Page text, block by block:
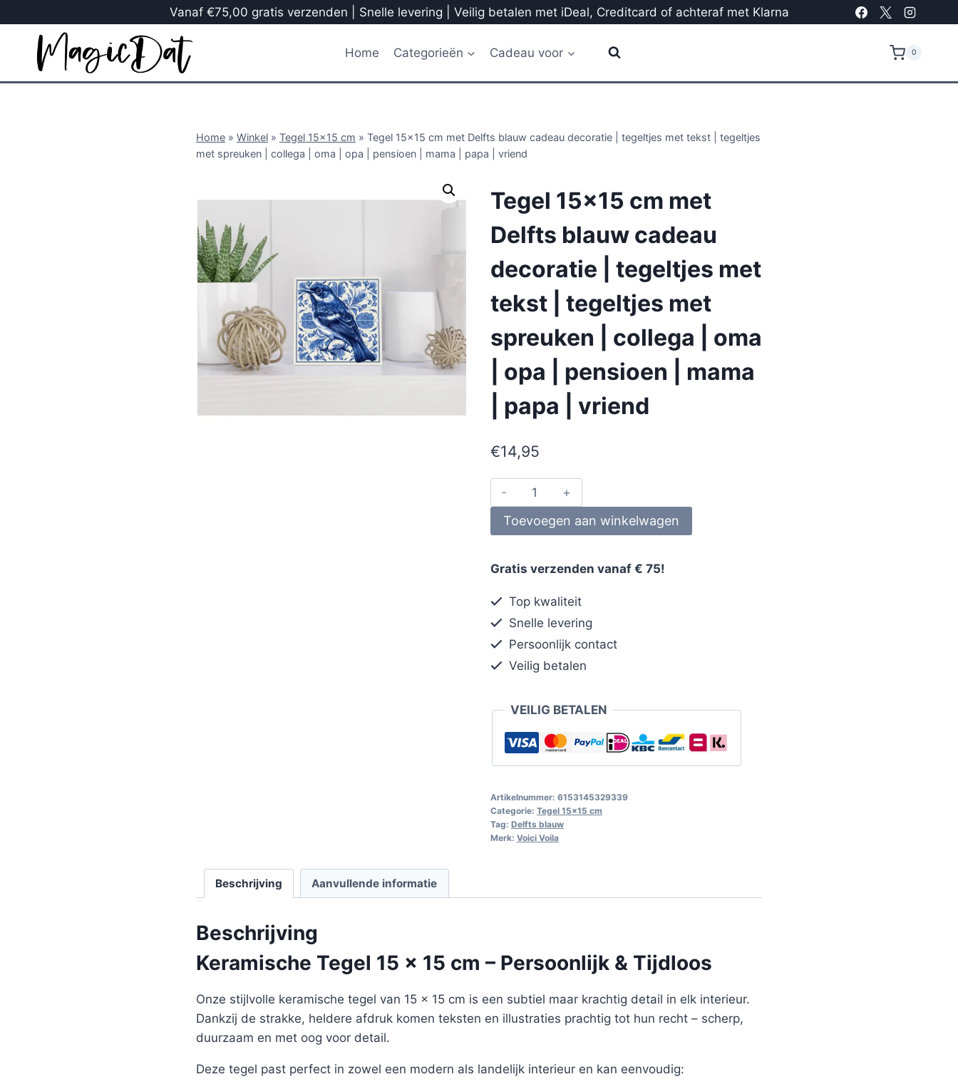
Vanaf €75,00 gratis verzenden | Snelle levering | Veilig betalen met iDeal, Creditcard of achteraf met Klarna
Home Categorieën Cadeau voor 0
Home » Winkel » Tegel 15x15 cm » Tegel 15×15 cm met Delfts blauw cadeau decoratie | tegeltjes met tekst | tegeltjes
met spreuken | collega | oma | opa | pensioen | mama | papa | vriend
Tegel 15×15 cm met
Delfts blauw cadeau
decoratie | tegeltjes met
tekst | tegeltjes met
spreuken | collega | oma
| opa | pensioen | mama
| papa | vriend
€14,95
Toevoegen aan winkelwagen
Gratis verzenden vanaf € 75!
Top kwaliteit
Snelle levering
Persoonlijk contact
Veilig betalen
VEILIG BETALEN
Artikelnummer: 6153145329339
Categorie: Tegel 15x15 cm
Tag: Delfts blauw
Merk: Voici Voila
Beschrijving Aanvullende informatie
Beschrijving
Keramische Tegel 15 x 15 cm – Persoonlijk & Tijdloos
Onze stijlvolle keramische tegel van 15 x 15 cm is een subtiel maar krachtig detail in elk interieur.
Dankzij de strakke, heldere afdruk komen teksten en illustraties prachtig tot hun recht – scherp,
duurzaam en met oog voor detail.
Deze tegel past perfect in zowel een modern als landelijk interieur en kan eenvoudig: